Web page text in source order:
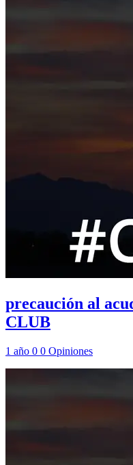
precaución al
CLUB
1 año 0 0 Opiniones